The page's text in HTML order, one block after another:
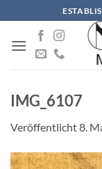
Inhalt
springen
IMG_6107
Veröffentlicht8.